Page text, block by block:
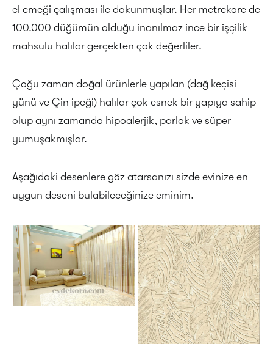
el emeği çalışması ile dokunmuşlar. Her metrekare de
100.000 düğümün olduğu inanılmaz ince bir işçilik
mahsulu halılar gerçekten çok değerliler.
Çoğu zaman doğal ürünlerle yapılan (dağ keçisi
yünü ve Çin ipeği) halılar çok esnek bir yapıya sahip
olup aynı zamanda hipoalerjik, parlak ve süper
yumuşakmışlar.
Aşağıdaki desenlere göz atarsanızı sizde evinize en
uygun deseni bulabileceğinize eminim.